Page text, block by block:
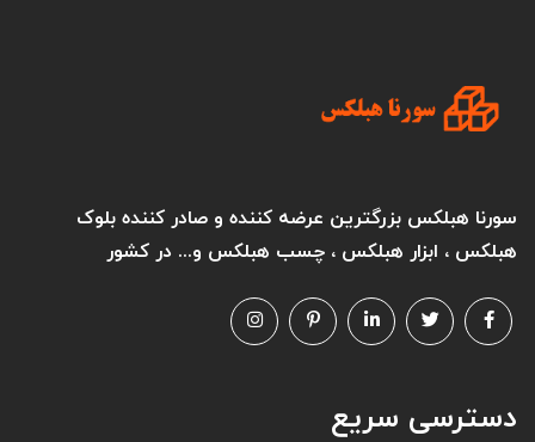
سورنا هبلکس بزرگترین عرضه کننده و صادر کننده بلوک
هبلکس ، ابزار هبلکس ، چسب هبلکس و... در کشور
دسترسی سریع